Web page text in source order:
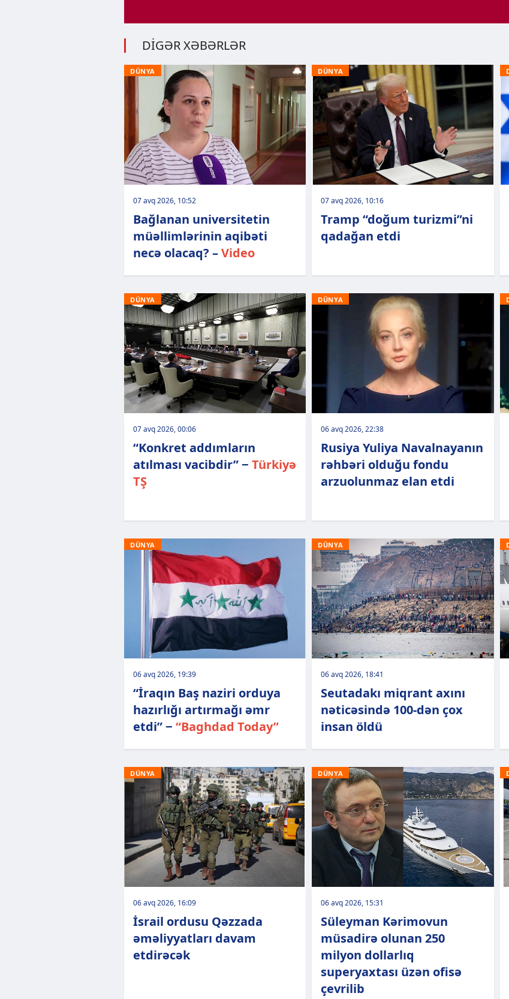
DİGƏR XƏBƏRLƏR
DÜNYA
07 avq 2026, 10:52
Bağlanan universitetin
müəllimlərinin aqibəti
necə olacaq? –Video
DÜNYA
07 avq 2026, 10:16
Tramp “doğum turizmi”ni
qadağan etdi
DÜNYA
07 avq 2026, 00:06
“Konkret addımların
atılması vacibdir” − Türkiyə
TŞ
DÜNYA
06 avq 2026, 22:38
Rusiya Yuliya Navalnayanın
rəhbəri olduğu fondu
arzuolunmaz elan etdi
DÜNYA
06 avq 2026, 19:39
“İraqın Baş naziri orduya
hazırlığı artırmağı əmr
etdi” − “Baghdad Today”
DÜNYA
06 avq 2026, 18:41
Seutadakı miqrant axını
nəticəsində 100-dən çox
insan öldü
DÜNYA
06 avq 2026, 16:09
İsrail ordusu Qəzzada
əməliyyatları davam
etdirəcək
DÜNYA
06 avq 2026, 15:31
Süleyman Kərimovun
müsadirə olunan 250
milyon dollarlıq
superyaxtası üzən ofisə
çevrilib